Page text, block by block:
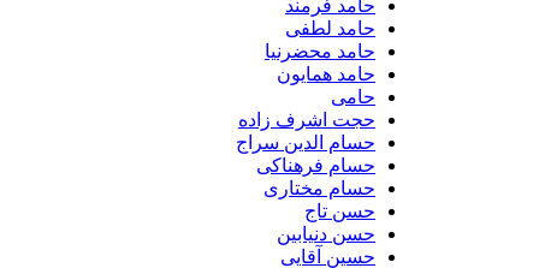
حامد فرمند
حامد لطفی
حامد محضرنیا
حامد همایون
حجت اشرف زاده
حسام الدین سراج
حسام فرهناکی
حسام مختاری
حسن تاج
حسن دنیابین
حسین آقایی